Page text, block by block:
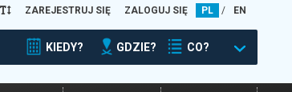
ZAREJESTRUJ SIĘ ZALOGUJ SIĘ PL / EN
KIEDY? GDZIE? CO?